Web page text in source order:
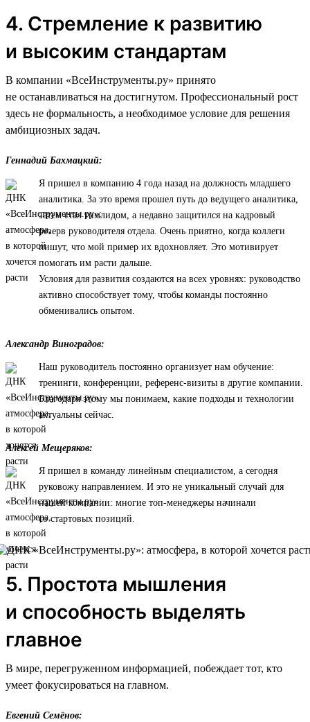
4. Стремление к развитию
и высоким стандартам
В компании «ВсеИнструменты.ру» принято
не останавливаться на достигнутом. Профессиональный рост
здесь не формальность, а необходимое условие для решения
амбициозных задач.
Геннадий Бахмацкий:
Я пришел в компанию 4 года назад на должность младшего
аналитика. За это время прошел путь до ведущего аналитика,
затем стал тимлидом, а недавно защитился на кадровый
резерв руководителя отдела. Очень приятно, когда коллеги
пишут, что мой пример их вдохновляет. Это мотивирует
помогать им расти дальше.
Условия для развития создаются на всех уровнях: руководство
активно способствует тому, чтобы команды постоянно
обменивались опытом.
Александр Виноградов:
Наш руководитель постоянно организует нам обучение:
тренинги, конференции, референс-визиты в другие компании.
Благодаря этому мы понимаем, какие подходы и технологии
актуальны сейчас.
Алексей Мещеряков:
Я пришел в команду линейным специалистом, а сегодня
руковожу направлением. И это не уникальный случай для
нашей компании: многие топ-менеджеры начинали
со стартовых позиций.
5. Простота мышления
и способность выделять
главное
В мире, перегруженном информацией, побеждает тот, кто
умеет фокусироваться на главном.
Евгений Семёнов: